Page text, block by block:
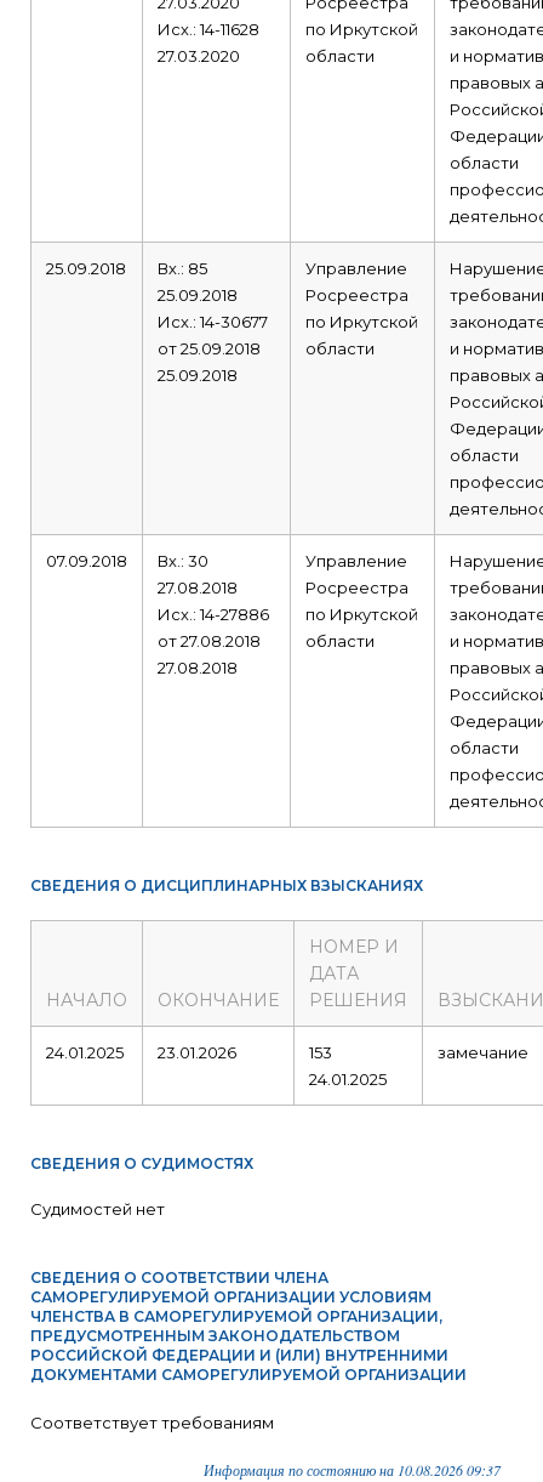
Исх.: 14-11628
27.03.2020
по Иркутской
области
и
правовых
области
25.09.2018
Вх.: 85
25.09.2018
Исх.: 14-30677
от 25.09.2018
25.09.2018
Управление
Росреестра
по Иркутской
области
и
правовых
области
07.09.2018
Вх.: 30
27.08.2018
Исх.: 14-27886
от 27.08.2018
27.08.2018
Управление
Росреестра
по Иркутской
области
и
правовых
области
СВЕДЕНИЯ О ДИСЦИПЛИНАРНЫХ ВЗЫСКАНИЯХ
НАЧАЛО ОКОНЧАНИЕ
НОМЕР И
ДАТА
РЕШЕНИЯ
24.01.2025 23.01.2026
153
24.01.2025
замечание
СВЕДЕНИЯ О СУДИМОСТЯХ
Судимостей нет
СВЕДЕНИЯ О СООТВЕТСТВИИ ЧЛЕНА
САМОРЕГУЛИРУЕМОЙ ОРГАНИЗАЦИИ УСЛОВИЯМ
ЧЛЕНСТВА В САМОРЕГУЛИРУЕМОЙ ОРГАНИЗАЦИИ,
ПРЕДУСМОТРЕННЫМ ЗАКОНОДАТЕЛЬСТВОМ
РОССИЙСКОЙ ФЕДЕРАЦИИ И (ИЛИ) ВНУТРЕННИМИ
ДОКУМЕНТАМИ САМОРЕГУЛИРУЕМОЙ ОРГАНИЗАЦИИ
Соответствует требованиям
Информация по состоянию на 10.08.2026 09:37